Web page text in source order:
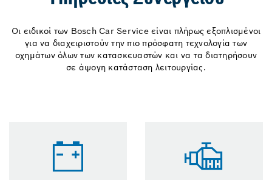
Οι ειδικοί των Bosch Car Service είναι πλήρως εξοπλισμένοι
για να διαχειριστούν την πιο πρόσφατη τεχνολογία των
οχημάτων όλων των κατασκευαστών και να τα διατηρήσουν
σε άψογη κατάσταση λειτουργίας.